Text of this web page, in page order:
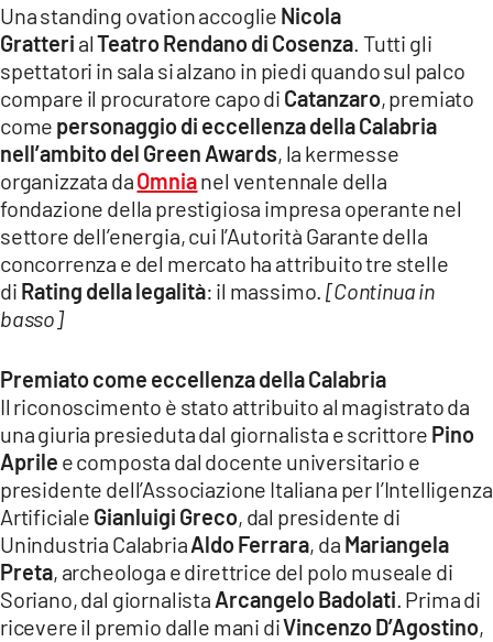
LACTV.IT
LACONAIR.IT
LACITYMAG.IT
ILREGGINO.IT
COSENZACHANNEL.IT
ILVIBONESE.IT
CATANZAROCHANNEL.IT
LACAPITALENEWS.IT
App
ANDROID
APPLE
Una standing ovation accoglie Nicola
Gratteri alTeatro Rendano di Cosenza . Tutti gli
spettatori in sala si alzano in piedi quando sul palco
compare il procuratore capo di Catanzaro, premiato
come personaggio di eccellenza della Calabria
nell’ambito del Green Awards, la kermesse
organizzata daOmnianel ventennale della
fondazione della prestigiosa impresa operante nel
settore dell’energia, cui l’Autorità Garante della
concorrenza e del mercato ha attribuito tre stelle
di Rating della legalità: il massimo. [Continua in
basso]
Premiato come eccellenza della Calabria
Il riconoscimento è stato attribuito al magistrato da
una giuria presieduta dal giornalista e scrittore Pino
Aprile e composta dal docente universitario e
presidente dell’Associazione Italiana per l’Intelligenza
Artificiale Gianluigi Greco, dal presidente di
Unindustria CalabriaAldo Ferrara, da Mariangela
Preta, archeologa e direttrice del polo museale di
Soriano, dal giornalista Arcangelo Badolati . Prima di
ricevere il premio dalle mani diVincenzo D’Agostino,